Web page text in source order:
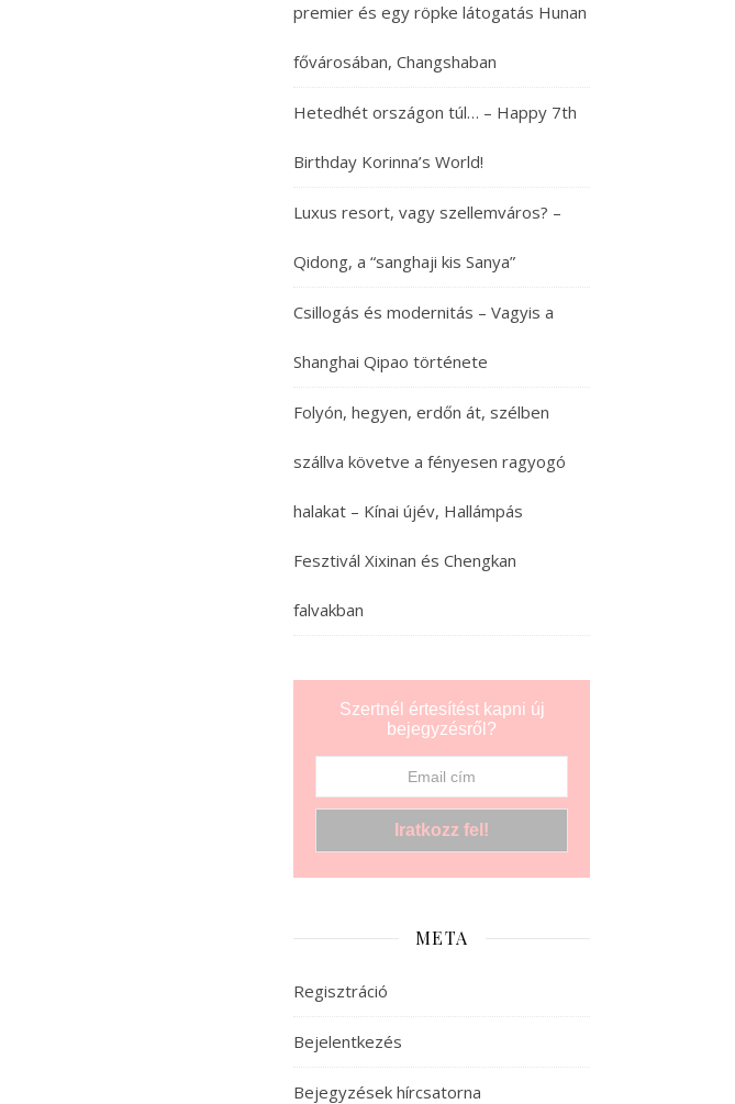
premier és egy röpke látogatás Hunan
fővárosában, Changshaban
Hetedhét országon túl… – Happy 7th
Birthday Korinna’s World!
Luxus resort, vagy szellemváros? –
Qidong, a “sanghaji kis Sanya”
Csillogás és modernitás – Vagyis a
Shanghai Qipao története
Folyón, hegyen, erdőn át, szélben
szállva követve a fényesen ragyogó
halakat – Kínai újév, Hallámpás
Fesztivál Xixinan és Chengkan
falvakban
Szertnél értesítést kapni új
bejegyzésről?
META
Regisztráció
Bejelentkezés
Bejegyzések hírcsatorna